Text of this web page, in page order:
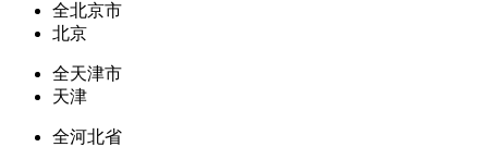
全北京市
北京
全天津市
天津
全河北省